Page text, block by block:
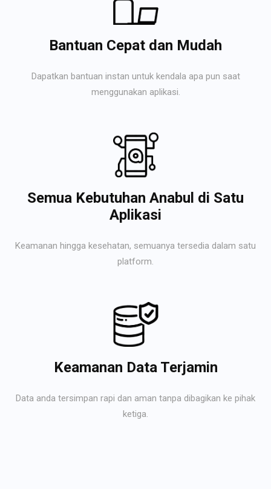
Bantuan Cepat dan Mudah
Dapatkan bantuan instan untuk kendala apa pun saat
menggunakan aplikasi.
Semua Kebutuhan Anabul di Satu
Aplikasi
Keamanan hingga kesehatan, semuanya tersedia dalam satu
platform.
Keamanan Data Terjamin
Data anda tersimpan rapi dan aman tanpa dibagikan ke pihak
ketiga.